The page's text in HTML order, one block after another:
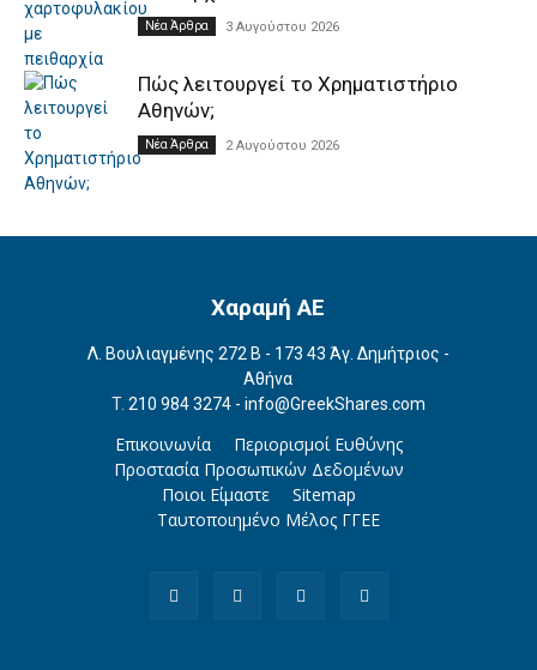
Νέα Άρθρα 3 Αυγούστου 2026
Πώς λειτουργεί το Χρηματιστήριο
Αθηνών;
Νέα Άρθρα 2 Αυγούστου 2026
Χαραμή ΑΕ
Λ. Βουλιαγμένης 272 Β - 173 43 Άγ. Δημήτριος -
Αθήνα
T. 210 984 3274 - info@GreekShares.com
Επικοινωνία
Περιορισμοί Ευθύνης
Προστασία Προσωπικών Δεδομένων
Ποιοι Είμαστε
Sitemap
Ταυτοποιημένο Μέλος ΓΓΕΕ